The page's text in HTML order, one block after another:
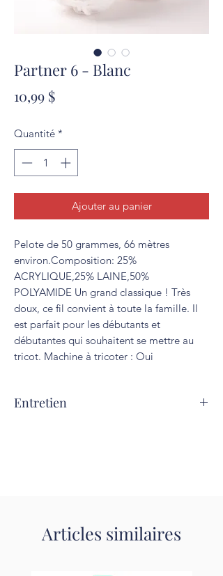
Partner 6 - Blanc
10,99 $Prix
Quantité *
Ajouter au panier
Pelote de 50 grammes, 66 mètres
environ.Composition: 25%
ACRYLIQUE,25% LAINE,50%
POLYAMIDE Un grand classique ! Très
doux, ce fil convient à toute la famille. Il
est parfait pour les débutants et
débutantes qui souhaitent se mettre au
tricot. Machine à tricoter : Oui
Entretien
Articles similaires